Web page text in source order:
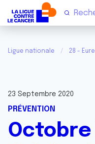
Ligue nationale 28 -
23 Septembre 2020
PRÉVENTION
Octobre